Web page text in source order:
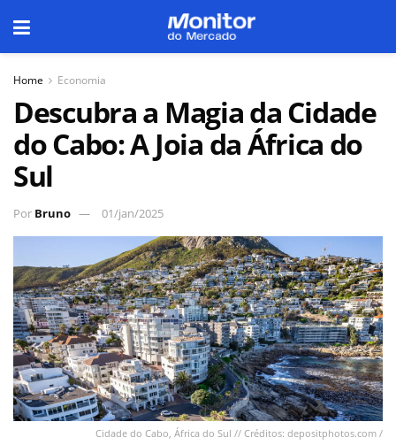
Home Economia
Descubra a Magia da Cidade
do Cabo: A Joia da África do
Sul
Por Bruno 01/jan/2025
Cidade do Cabo, África do Sul // Créditos: depositphotos.com /